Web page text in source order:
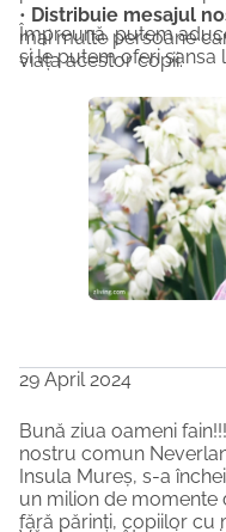
• Distribuie mesajul
mai multe persoane
viața acestor copii.
Împreună, putem
și le putem oferi șansa
29 April 2024
Bună ziua oameni
nostru comun
Insula Mureș, s-a
un milion de momente
fără părinți, copiilor cu